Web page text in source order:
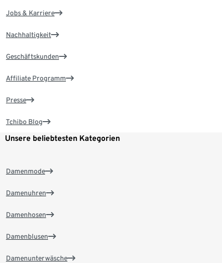
Jobs & Karriere
Nachhaltigkeit
Geschäftskunden
Affiliate Programm
Presse
Tchibo Blog
Unsere beliebtesten Kategorien
Damenmode
Damenuhren
Damenhosen
Damenblusen
Damenunterwäsche